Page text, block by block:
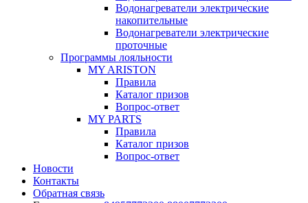
Водонагреватели электрические
накопительные
Водонагреватели электрические
проточные
Программы лояльности
MY ARISTON
Правила
Каталог призов
Вопрос-ответ
MY PARTS
Правила
Каталог призов
Вопрос-ответ
Новости
Контакты
Обратная связь